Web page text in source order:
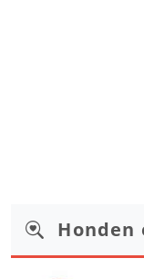
Honden